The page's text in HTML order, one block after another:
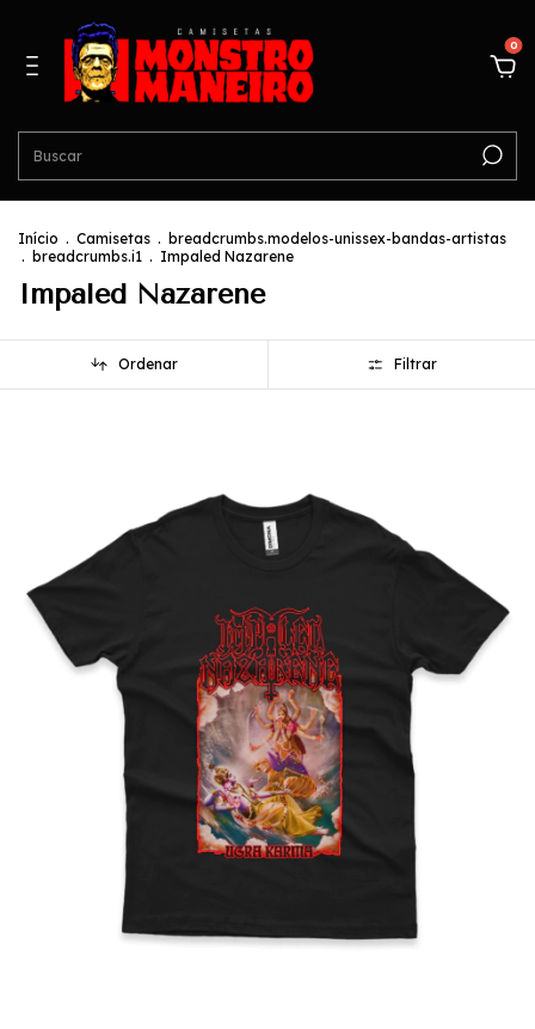
0
Início . Camisetas . breadcrumbs.modelos-unissex-bandas-artistas
. breadcrumbs.i1 . Impaled Nazarene
Impaled Nazarene
Ordenar Filtrar